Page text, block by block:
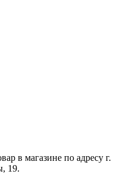
в магазине по адресу г.
19.